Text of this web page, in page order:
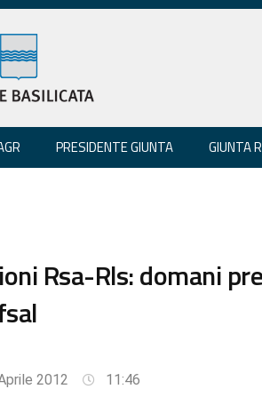
PRESIDENTE GIUNTA GIUNTA
Rsa-Rls: domani
2012 11:46